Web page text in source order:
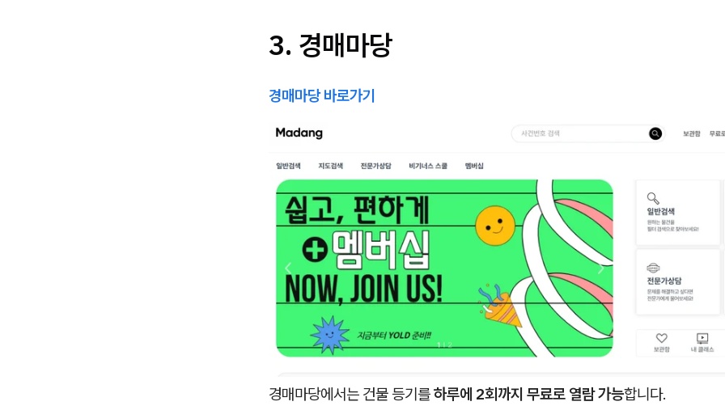
3. 경매마당
경매마당 바로가기
경매마당에서는 건물 등기를하루에 2회까지 무료로 열람 가능합니다.